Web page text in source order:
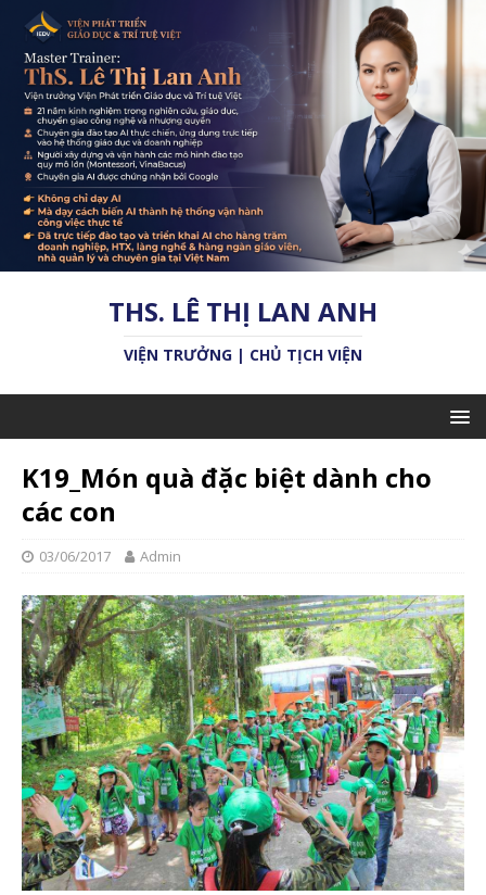
THS. LÊ THỊ LAN ANH
VIỆN TRƯỞNG | CHỦ TỊCH VIỆN
K19_Món quà đặc biệt dành cho
các con
03/06/2017 Admin